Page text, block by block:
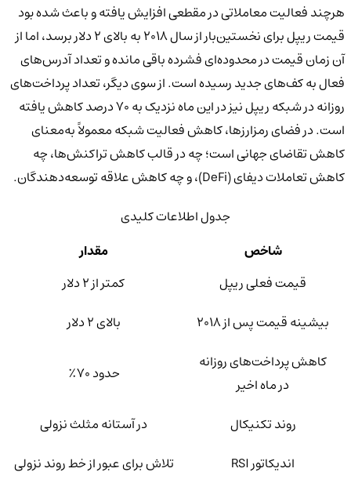
هرچند فعالیت معاملاتی در مقطعی افزایش یافته و باعث شده بود
قیمت ریپل برای نخستین‌بار از سال ۲۰۱۸ به بالای ۲ دلار برسد، اما از
آن زمان قیمت در محدوده‌ای فشرده باقی مانده و تعداد آدرس‌های
فعال به کف‌های جدید رسیده است. از سوی دیگر، تعداد پرداخت‌های
روزانه در شبکه ریپل نیز در این ماه نزدیک به ۷۰ درصد کاهش یافته
است. در فضای رمزارزها، کاهش فعالیت شبکه معمولاً به‌معنای
کاهش تقاضای جهانی است؛ چه در قالب کاهش تراکنش‌ها، چه
کاهش تعاملات دیفای (DeFi)، و چه کاهش علاقه توسعه‌دهندگان.
جدول اطلاعات کلیدی
شاخص
مقدار
قیمت فعلی ریپل
کمتر از ۲ دلار
بیشینه قیمت پس از ۲۰۱۸
بالای ۲ دلار
کاهش پرداخت‌های روزانه
در ماه اخیر
حدود ۷۰٪
روند تکنیکال
در آستانه مثلث نزولی
اندیکاتور RSI
تلاش برای عبور از خط روند نزولی